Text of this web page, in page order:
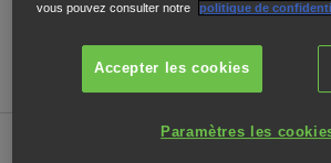
SITE INTERNET
vous pouvez consulter notre
politique de
Accepter les cookies
Paramètres les